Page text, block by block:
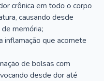
crônica em todo o corpo
causando desde
memória;
inflamação que acomete
de bolsas com
desde dor até